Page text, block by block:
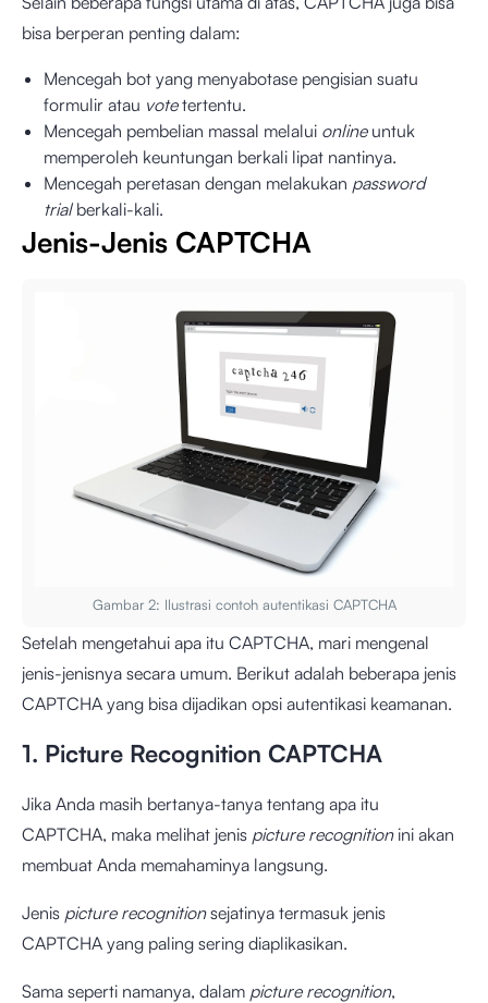
bisa berperan penting dalam:
Mencegah bot yang menyabotase pengisian suatu
formulir atau votetertentu.
Mencegah pembelian massal melalui online untuk
memperoleh keuntungan berkali lipat nantinya.
Mencegah peretasan dengan melakukan password
trial berkali-kali.
Jenis-Jenis CAPTCHA
Gambar 2: Ilustrasi contoh autentikasi CAPTCHA
Setelah mengetahui apa itu CAPTCHA, mari mengenal
jenis-jenisnya secara umum. Berikut adalah beberapa jenis
CAPTCHA yang bisa dijadikan opsi autentikasi keamanan.
1. Picture Recognition CAPTCHA
Jika Anda masih bertanya-tanya tentang apa itu
CAPTCHA, maka melihat jenis picture recognitionini akan
membuat Anda memahaminya langsung.
Jenis picture recognitionsejatinya termasuk jenis
CAPTCHA yang paling sering diaplikasikan.
Sama seperti namanya, dalam picture recognition,